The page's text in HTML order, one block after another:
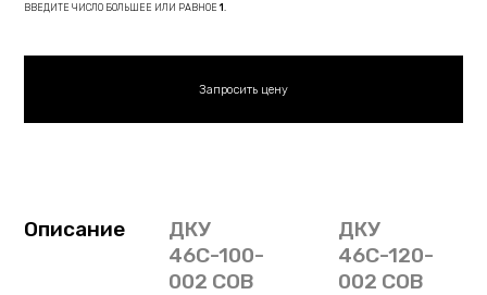
ВВЕДИТЕ ЧИСЛО БОЛЬШЕЕ ИЛИ РАВНОЕ1
Описание
ДКУ
46С-100-
002 СОВ
ДКУ
46С-120-
002 СОВ